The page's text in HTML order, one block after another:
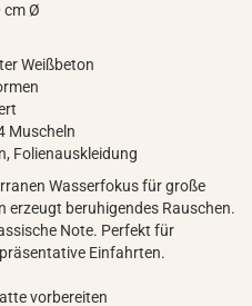
cm Ø
Weißbeton
Muscheln
Folienauskleidung
Wasserfokus für große
erzeugt beruhigendes Rauschen.
Note. Perfekt für
Einfahrten.
vorbereiten